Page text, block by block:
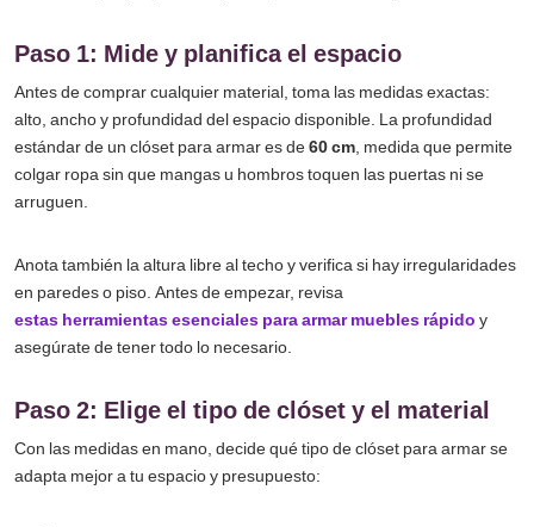
Paso 1: Mide y planifica el espacio
Antes de comprar cualquier material, toma las medidas exactas:
alto, ancho y profundidad del espacio disponible. La profundidad
estándar de un clóset para armar es de60 cm , medida que permite
colgar ropa sin que mangas u hombros toquen las puertas ni se
arruguen.
Anota también la altura libre al techo y verifica si hay irregularidades
en paredes o piso. Antes de empezar, revisa
estas herramientas esenciales para armar muebles rápido y
asegúrate de tener todo lo necesario.
Paso 2: Elige el tipo de clóset y el material
Con las medidas en mano, decide qué tipo de clóset para armar se
adapta mejor a tu espacio y presupuesto: